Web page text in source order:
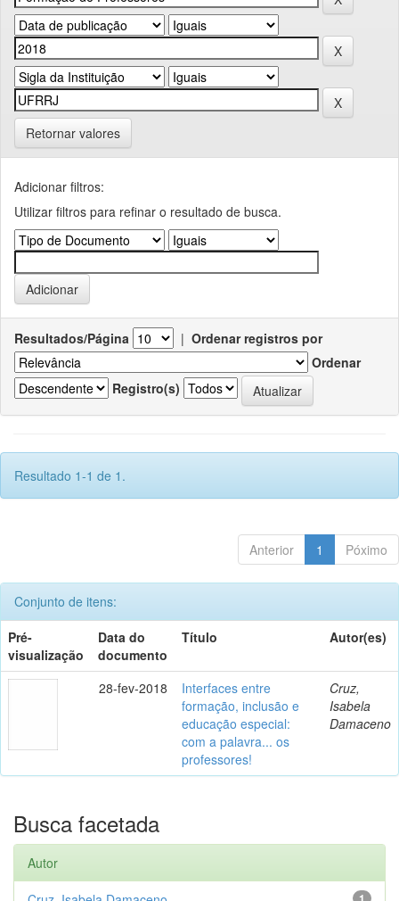
Retornar valores
Adicionar filtros:
Utilizar filtros para refinar o resultado de busca.
Resultados/Página | Ordenar registros por
Ordenar
Registro(s)
Resultado 1-1 de 1.
Anterior 1 Póximo
Conjunto de itens:
Pré-
visualização
Data do
documento
Título Autor(es)
28-fev-2018
Interfaces entre
formação, inclusão e
educação especial:
com a palavra... os
professores!
Cruz,
Isabela
Damaceno
Busca facetada
Autor